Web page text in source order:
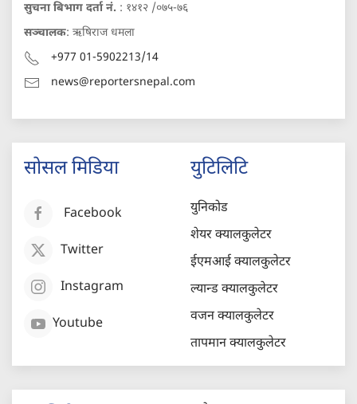
सुचना बिभाग दर्ता नं. : १४१२ /०७५-७६
सञ्चालक: ऋषिराज धमला
+977 01-5902213/14
news@reportersnepal.com
सोसल मिडिया
Facebook
Twitter
Instagram
Youtube
युटिलिटि
युनिकोड
शेयर क्यालकुलेटर
ईएमआई क्यालकुलेटर
ल्यान्ड क्यालकुलेटर
वजन क्यालकुलेटर
तापमान क्यालकुलेटर